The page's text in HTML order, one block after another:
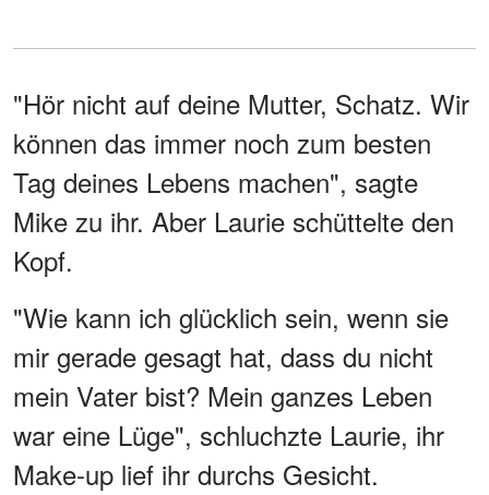
"Hör nicht auf deine Mutter, Schatz. Wir
können das immer noch zum besten
Tag deines Lebens machen", sagte
Mike zu ihr. Aber Laurie schüttelte den
Kopf.
"Wie kann ich glücklich sein, wenn sie
mir gerade gesagt hat, dass du nicht
mein Vater bist? Mein ganzes Leben
war eine Lüge", schluchzte Laurie, ihr
Make-up lief ihr durchs Gesicht.